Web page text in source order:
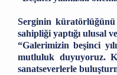
Serginin küratörlüğünü
sahipliği yaptığı ulusal
“Galerimizin beşinci
mutluluk duyuyoruz.
sanatseverlerle